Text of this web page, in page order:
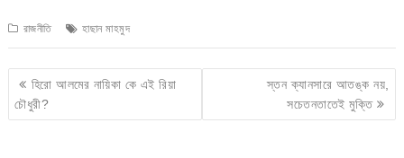
রাজনীতি হাছান মাহমুদ
Post
navigation
হিরো আলমের নায়িকা কে এই রিয়া
চৌধুরী?
স্তন ক্যানসারে আতঙ্ক নয়,
সচেতনতাতেই মুক্তি